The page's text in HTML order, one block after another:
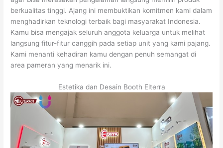
berkualitas tinggi. Ajang ini membuktikan komitmen kami dalam
menghadirkan teknologi terbaik bagi masyarakat Indonesia.
Kamu bisa mengajak seluruh anggota keluarga untuk melihat
langsung fitur-fitur canggih pada setiap unit yang kami pajang.
Kami menanti kehadiran kamu dengan penuh semangat di
area pameran yang menarik ini.
Estetika dan Desain Booth Elterra